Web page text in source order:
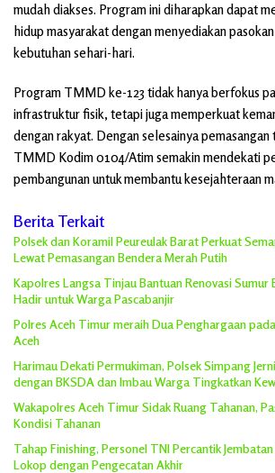
mudah diakses. Program ini diharapkan dapat
hidup masyarakat dengan menyediakan
kebutuhan sehari-hari.
Program TMMD ke-123 tidak hanya berfokus
infrastruktur fisik, tetapi juga memperkuat
dengan rakyat. Dengan selesainya pemasangan
TMMD Kodim 0104/Atim semakin mendekati
pembangunan untuk membantu kesejahteraan
Berita Terkait
Polsek dan Koramil Peureulak Barat Perkuat
Lewat Pemasangan Bendera Merah Putih
Kapolres Langsa Tinjau Bantuan Renovasi
Hadir untuk Warga Pascabanjir
Polres Aceh Timur meraih Dua Penghargaan
Aceh
Harimau Dekati Permukiman, Polsek Simpang
dengan BKSDA dan Imbau Warga Tingkatkan
Wakapolres Aceh Timur Sidak Ruang Tahanan,
Kondisi Tahanan
Tahap Finishing, Personel TNI Percantik
Lokop dengan Pengecatan Akhir